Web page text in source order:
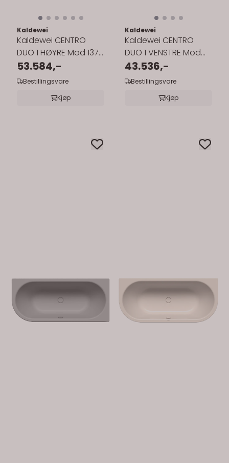
Kaldewei
Kaldewei CENTRO
DUO 1 HØYRE Mod 137
Innebygd Badekar
180x80 cm
53.584,-
Bestillingsvare
Kjøp
Kaldewei
Kaldewei CENTRO
DUO 1 VENSTRE Mod
129 Innebygd Badekar
170x75 cm
43.536,-
Bestillingsvare
Kjøp